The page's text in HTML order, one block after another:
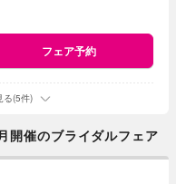
フェア予約
る(5件)
催のブライダルフェア